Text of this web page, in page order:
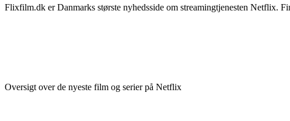
Flixfilm.dk er Danmarks største nyhedsside om streamingtjenesten Netflix.
Oversigt over de nyeste film og serier på Netflix